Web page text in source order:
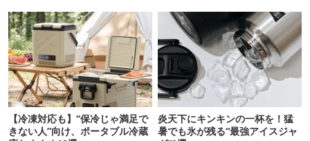
【冷凍対応も】“保冷じゃ満足で
きない人”向け、ポータブル冷蔵
炎天下にキンキンの一杯を！猛
暑でも氷が残る“最強アイスジャ